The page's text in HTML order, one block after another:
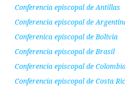
Conferencia episcopal de Antillas
Conferencia episcopal de
Conferenica episcopal de Bolivia
Conferencia episcopal de Brasil
Conferencia episcopal de
Conferencia episcopal de Costa